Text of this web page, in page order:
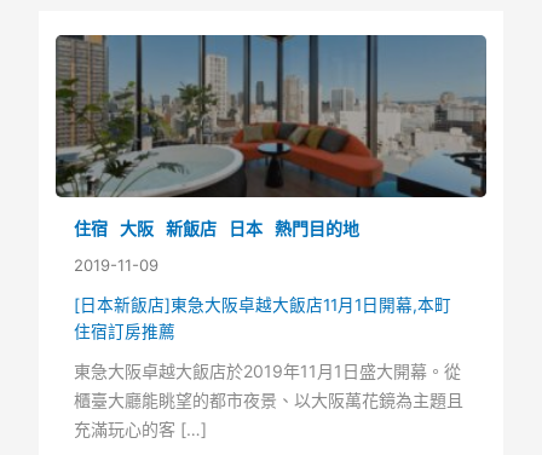
住宿 大阪 新飯店 日本 熱門目的地
2019-11-09
[日本新飯店]東急大阪卓越大飯店11月1日開幕,本町
住宿訂房推薦
東急大阪卓越大飯店於2019年11月1日盛大開幕。從
櫃臺大廳能眺望的都市夜景、以大阪萬花鏡為主題且
充滿玩心的客 […]